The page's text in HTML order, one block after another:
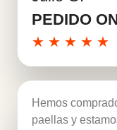
PEDIDO
★ ★ ★ ★ ★
Hemos
paellas y